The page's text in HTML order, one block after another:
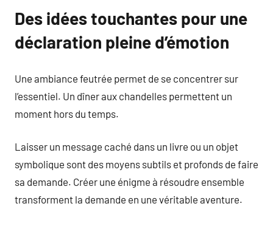
Des idées touchantes pour une
déclaration pleine d’émotion
Une ambiance feutrée permet de se concentrer sur
l’essentiel. Un dîner aux chandelles permettent un
moment hors du temps.
Laisser un message caché dans un livre ou un objet
symbolique sont des moyens subtils et profonds de faire
sa demande. Créer une énigme à résoudre ensemble
transforment la demande en une véritable aventure.